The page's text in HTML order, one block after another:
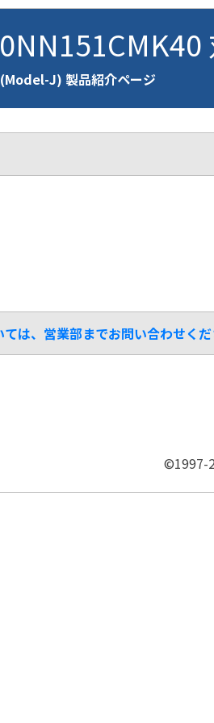
(Model-J) 製品紹介ページ
は、営業部までお問い合わせくだ
©1997-